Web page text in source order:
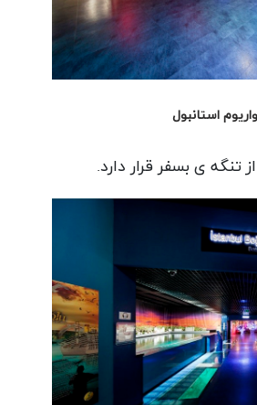
استانبول
تنگه ی بسفر قرار دارد.